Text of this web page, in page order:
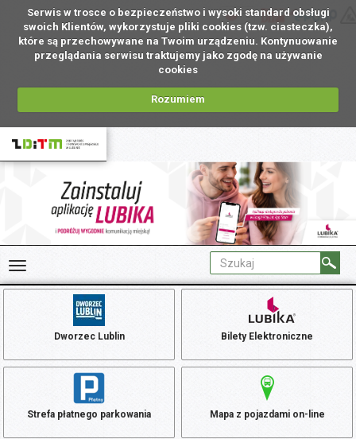
Serwis w trosce o bezpieczeństwo i wysoki standard obsługi
swoich Klientów, wykorzystuje pliki cookies (tzw. ciasteczka),
które są przechowywane na Twoim urządzeniu. Kontynuowanie
przeglądania serwisu traktujemy jako zgodę na używanie
cookies
Rozumiem
PL
Dworzec Lublin Bilety Elektroniczne
Strefa płatnego parkowania Mapa z pojazdami on-line